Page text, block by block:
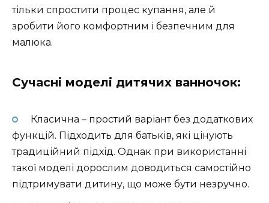
тільки спростити процес купання, але й
зробити його комфортним і безпечним для
малюка.
Сучасні моделі дитячих ванночок:
Класична – простий варіант без додаткових
функцій. Підходить для батьків, які цінують
традиційний підхід. Однак при використанні
такої моделі дорослим доводиться самостійно
підтримувати дитину, що може бути незручно.